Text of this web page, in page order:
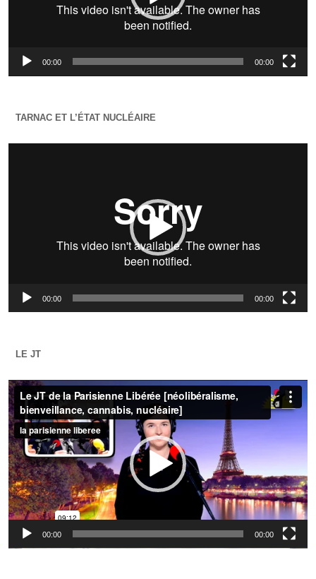
00:00 00:00
TARNAC ET L’ÉTAT NUCLÉAIRE
00:00 00:00
LE JT
Lecteur
vidéo
00:00 00:00